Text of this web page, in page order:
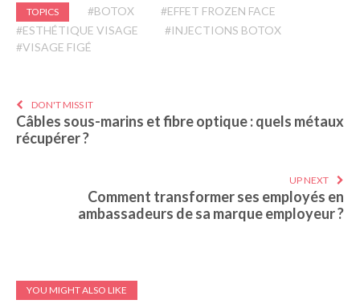
TOPICS #BOTOX
#EFFET FROZEN FACE
#ESTHÉTIQUE VISAGE
#INJECTIONS BOTOX
#VISAGE FIGÉ
DON'T MISS IT
Câbles sous-marins et fibre optique : quels métaux
récupérer ?
UP NEXT
Comment transformer ses employés en
ambassadeurs de sa marque employeur ?
YOU MIGHT ALSO LIKE